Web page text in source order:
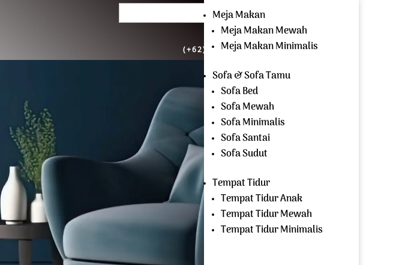
OPEN EVERYDAY
(+62) 81 229 604 267
Meja Makan
Meja Makan Mewah
Meja Makan Minimalis
Sofa & Sofa Tamu
Sofa Bed
Sofa Mewah
Sofa Minimalis
Sofa Santai
Sofa Sudut
Tempat Tidur
Tempat Tidur Anak
Tempat Tidur Mewah
Tempat Tidur Minimalis